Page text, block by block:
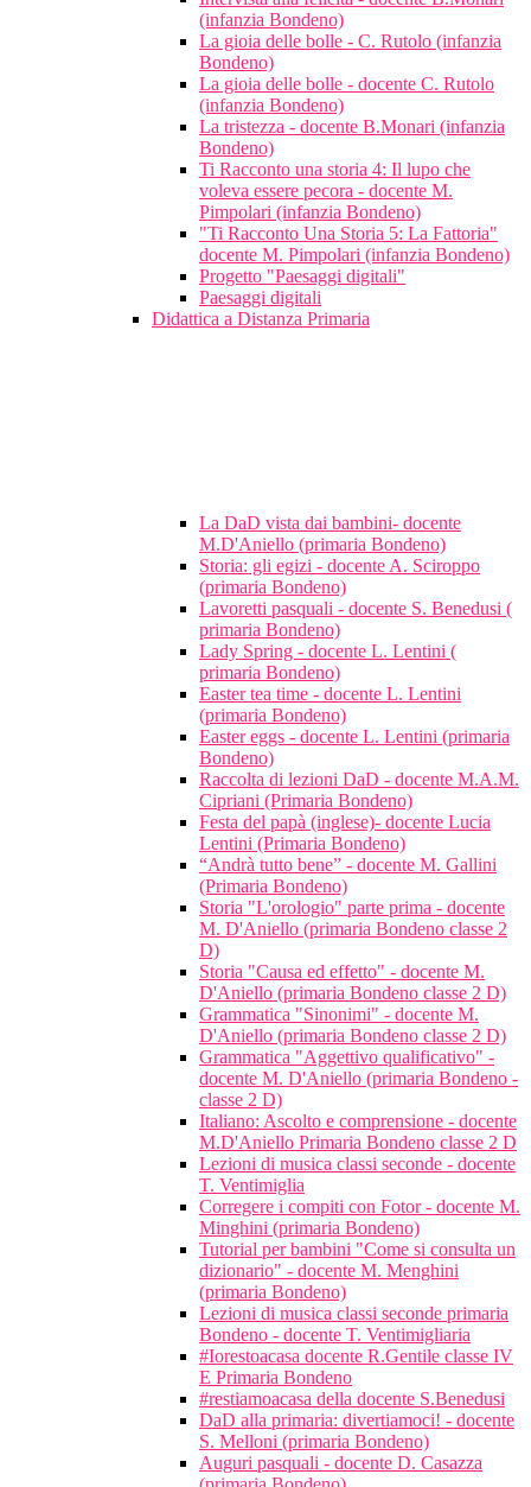
(infanzia Bondeno)
La gioia delle bolle - C. Rutolo (infanzia
Bondeno)
La gioia delle bolle - docente C. Rutolo
(infanzia Bondeno)
La tristezza - docente B.Monari (infanzia
Bondeno)
Ti Racconto una storia 4: Il lupo che
voleva essere pecora - docente M.
Pimpolari (infanzia Bondeno)
"Ti Racconto Una Storia 5: La Fattoria"
docente M. Pimpolari (infanzia Bondeno)
Progetto "Paesaggi digitali"
Paesaggi digitali
Didattica a Distanza Primaria
La DaD vista dai bambini- docente
M.D'Aniello (primaria Bondeno)
Storia: gli egizi - docente A. Sciroppo
(primaria Bondeno)
Lavoretti pasquali - docente S. Benedusi (
primaria Bondeno)
Lady Spring - docente L. Lentini (
primaria Bondeno)
Easter tea time - docente L. Lentini
(primaria Bondeno)
Easter eggs - docente L. Lentini (primaria
Bondeno)
Raccolta di lezioni DaD - docente M.A.M.
Cipriani (Primaria Bondeno)
Festa del papà (inglese)- docente Lucia
Lentini (Primaria Bondeno)
“Andrà tutto bene” - docente M. Gallini
(Primaria Bondeno)
Storia "L'orologio" parte prima - docente
M. D'Aniello (primaria Bondeno classe 2
D)
Storia "Causa ed effetto" - docente M.
D'Aniello (primaria Bondeno classe 2 D)
Grammatica "Sinonimi" - docente M.
D'Aniello (primaria Bondeno classe 2 D)
Grammatica "Aggettivo qualificativo" -
docente M. D'Aniello (primaria Bondeno -
classe 2 D)
Italiano: Ascolto e comprensione - docente
M.D'Aniello Primaria Bondeno classe 2 D
Lezioni di musica classi seconde - docente
T. Ventimiglia
Corregere i compiti con Fotor - docente M.
Minghini (primaria Bondeno)
Tutorial per bambini "Come si consulta un
dizionario" - docente M. Menghini
(primaria Bondeno)
Lezioni di musica classi seconde primaria
Bondeno - docente T. Ventimigliaria
#Iorestoacasa docente R.Gentile classe IV
E Primaria Bondeno
#restiamoacasa della docente S.Benedusi
DaD alla primaria: divertiamoci! - docente
S. Melloni (primaria Bondeno)
Auguri pasquali - docente D. Casazza